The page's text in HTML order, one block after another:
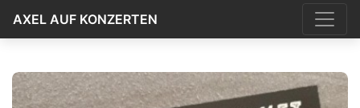
AXEL AUF KONZERTEN